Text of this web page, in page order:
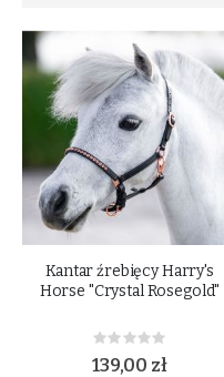
Kantar źrebięcy Harry's
Horse "Crystal Rosegold"
Rating:
0%
139,00 zł